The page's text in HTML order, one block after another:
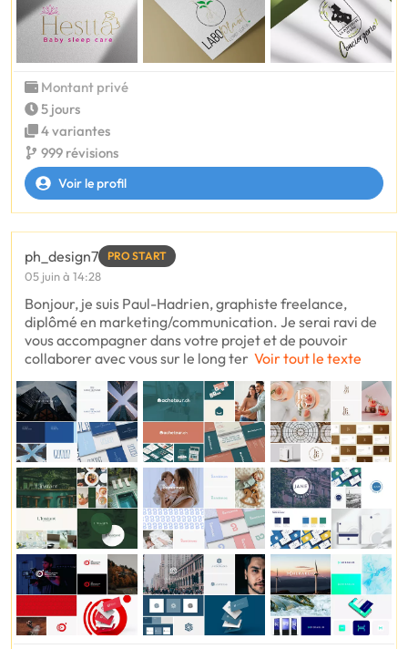
Montant privé
5 jours
4 variantes
999 révisions
Voir le profil
ph_design7 PRO START
05 juin à 14:28
Bonjour, je suis Paul-Hadrien, graphiste freelance,
diplômé en marketing/communication. Je serai ravi de
vous accompagner dans votre projet et de pouvoir
collaborer avec vous sur le long ter Voir tout le texte